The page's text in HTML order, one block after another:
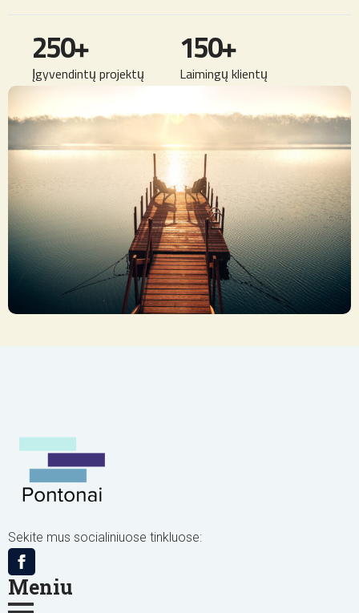
250+
Įgyvendintų projektų
150+
Laimingų klientų
Sekite mus socialiniuose tinkluose:
Meniu